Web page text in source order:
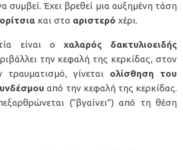
συμβεί. Έχει βρεθεί μια αυξημένη τάση
και στο αριστερό χέρι.
είναι ο χαλαρός δακτυλιοειδής
την κεφαλή της κερκίδας, στον
γίνεται ολίσθηση του
από την κεφαλή της κερκίδας.
(“βγαίνει”) από τη θέση